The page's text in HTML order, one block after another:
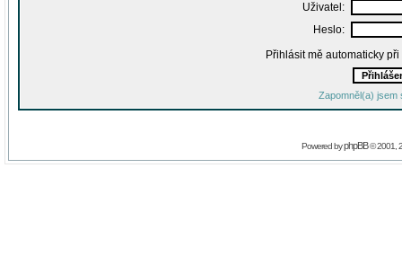
Uživatel:
Heslo:
Přihlásit mě automaticky
Zapomněl(a) jsem
Powered byphpBB© 2001,